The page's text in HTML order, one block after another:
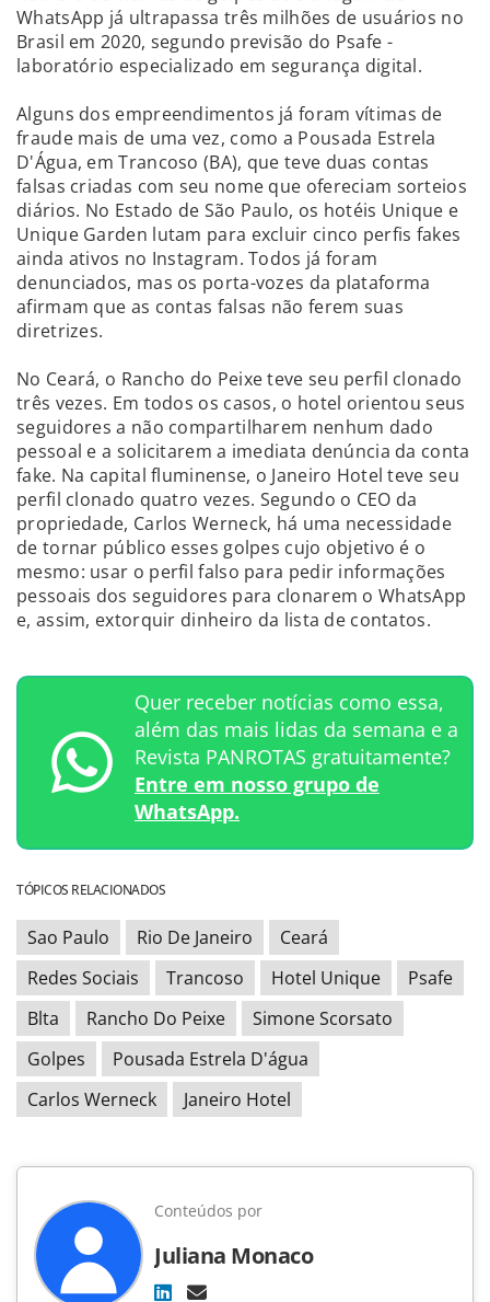
WhatsApp já ultrapassa três milhões de usuários no
Brasil em 2020, segundo previsão do Psafe -
laboratório especializado em segurança digital.
Alguns dos empreendimentos já foram vítimas de
fraude mais de uma vez, como a Pousada Estrela
D'Água, em Trancoso (BA), que teve duas contas
falsas criadas com seu nome que ofereciam sorteios
diários. No Estado de São Paulo, os hotéis Unique e
Unique Garden lutam para excluir cinco perfis fakes
ainda ativos no Instagram. Todos já foram
denunciados, mas os porta-vozes da plataforma
afirmam que as contas falsas não ferem suas
diretrizes.
No Ceará, o Rancho do Peixe teve seu perfil clonado
três vezes. Em todos os casos, o hotel orientou seus
seguidores a não compartilharem nenhum dado
pessoal e a solicitarem a imediata denúncia da conta
fake. Na capital fluminense, o Janeiro Hotel teve seu
perfil clonado quatro vezes. Segundo o CEO da
propriedade, Carlos Werneck, há uma necessidade
de tornar público esses golpes cujo objetivo é o
mesmo: usar o perfil falso para pedir informações
pessoais dos seguidores para clonarem o WhatsApp
e, assim, extorquir dinheiro da lista de contatos.
Quer receber notícias como essa,
além das mais lidas da semana e a
Revista PANROTAS gratuitamente?
Entre em nosso grupo de
WhatsApp.
TÓPICOS RELACIONADOS
Sao Paulo Rio De Janeiro
Ceará
Redes Sociais
Trancoso Hotel Unique
Psafe
Blta
Rancho Do Peixe
Simone Scorsato
Golpes
Pousada Estrela D'água
Carlos Werneck
Janeiro Hotel
Conteúdos por
Juliana Monaco